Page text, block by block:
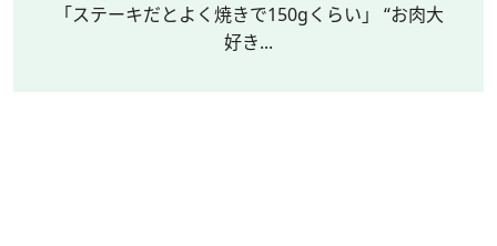
「ステーキだとよく焼きで150gくらい」 “お肉大
好き...